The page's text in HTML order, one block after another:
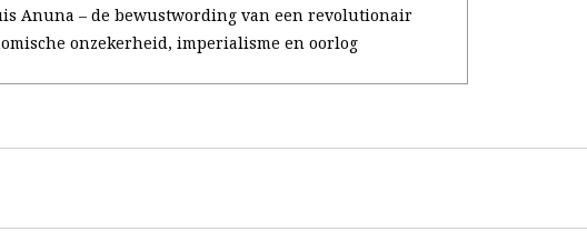
Anuna – de bewustwording van een revolutionair
onzekerheid, imperialisme en oorlog